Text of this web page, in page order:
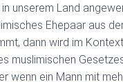
unserem Land
Ehepaar aus
dann wird im
muslimischen
wenn ein Mann mit